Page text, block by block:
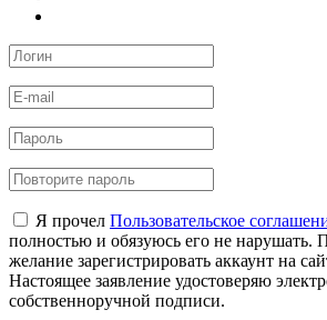
Я прочел Пользовательское
полностью и обязуюсь его не нарушать.
желание зарегистрировать аккаунт на
Настоящее заявление удостоверяю
собственноручной подписи.